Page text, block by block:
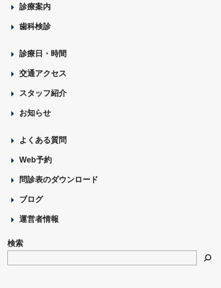
診療案内
歯科検診
診療日・時間
交通アクセス
スタッフ紹介
お知らせ
よくある質問
Web予約
問診表のダウンロード
ブログ
運営者情報
検索